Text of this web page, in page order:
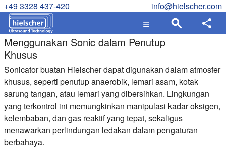
+49 3328 437-420 info@hielscher.com
Menggunakan Sonic dalam Penutup
Khusus
Sonicator buatan Hielscher dapat digunakan dalam atmosfer
khusus, seperti penutup anaerobik, lemari asam, kotak
sarung tangan, atau lemari yang dibersihkan. Lingkungan
yang terkontrol ini memungkinkan manipulasi kadar oksigen,
kelembaban, dan gas reaktif yang tepat, sekaligus
menawarkan perlindungan ledakan dalam pengaturan
berbahaya.